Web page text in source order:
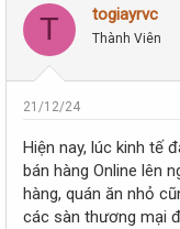
e
a
s
r
t
e
r
y
g
i
T togiayrvc
Thành Viên
21/12/24
Hiện nay, lúc kinh tế
bán hàng Online lên
hàng, quán ăn nhỏ
các sàn thương mại